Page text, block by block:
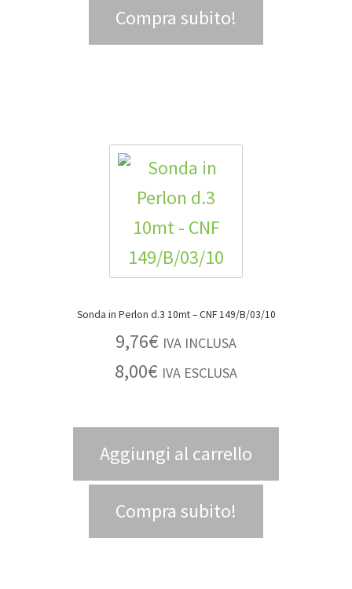
Compra subito!
Sonda in Perlon d.3 10mt – CNF 149/B/03/10
9,76€ IVA INCLUSA
8,00€ IVA ESCLUSA
Aggiungi al carrello
Compra subito!